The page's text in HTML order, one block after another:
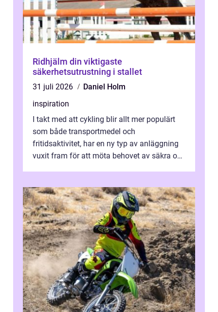
Ridhjälm din viktigaste
säkerhetsutrustning i stallet
31 juli 2026
Daniel Holm
inspiration
I takt med att cykling blir allt mer populärt
som både transportmedel och
fritidsaktivitet, har en ny typ av anläggning
vuxit fram för att möta behovet av säkra och